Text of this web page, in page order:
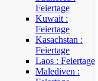
Feiertage
Kuwait :
Feiertage
Kasachstan :
Feiertage
Laos : Feiertage
Malediven :